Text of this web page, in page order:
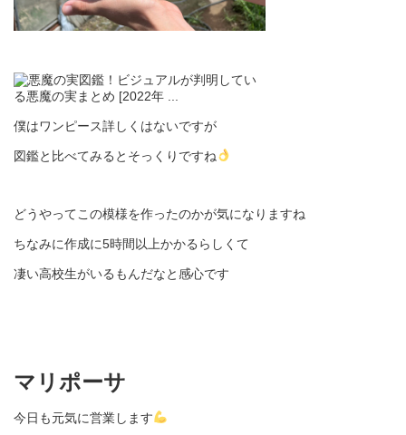
僕はワンピース詳しくはないですが
図鑑と比べてみるとそっくりですね
どうやってこの模様を作ったのかが気になりますね
ちなみに作成に5時間以上かかるらしくて
凄い高校生がいるもんだなと感心です
マリポーサ
今日も元気に営業します